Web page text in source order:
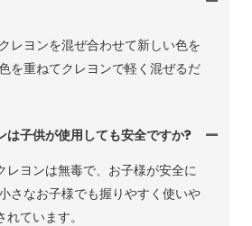
レヨンを混ぜ合わせて新しい色を
を重ねてクレヨンで軽く混ぜるだ
は子供が使用しても安全ですか?
レヨンは無毒で、お子様が安全に
さなお子様でも握りやすく使いや
ています。